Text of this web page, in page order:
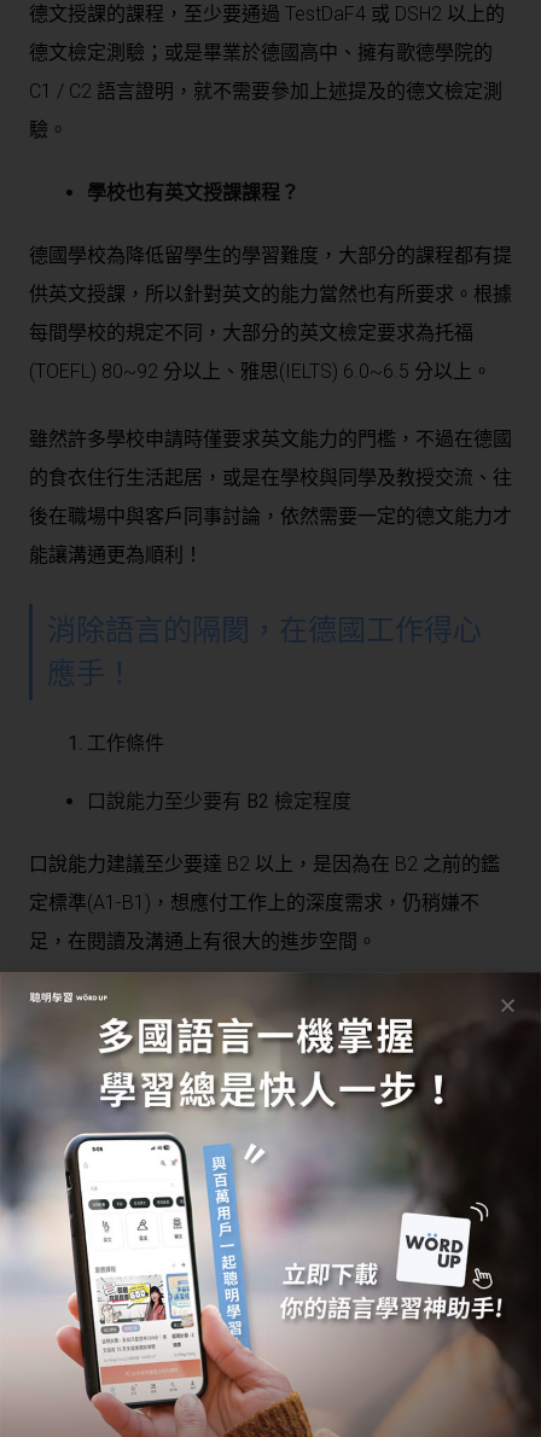
德文授課的課程，至少要通過 TestDaF4 或 DSH2 以上的
德文檢定測驗；或是畢業於德國高中、擁有歌德學院的
C1 / C2 語言證明，就不需要參加上述提及的德文檢定測
驗。
學校也有英文授課課程？
德國學校為降低留學生的學習難度，大部分的課程都有提
供英文授課，所以針對英文的能力當然也有所要求。根據
每間學校的規定不同，大部分的英文檢定要求為托福
(TOEFL) 80~92 分以上、雅思(IELTS) 6.0~6.5 分以上。
雖然許多學校申請時僅要求英文能力的門檻，不過在德國
的食衣住行生活起居，或是在學校與同學及教授交流、往
後在職場中與客戶同事討論，依然需要一定的德文能力才
能讓溝通更為順利！
消除語言的隔閡，在德國工作得心
應手！
工作條件
口說能力至少要有 B2 檢定程度
口說能力建議至少要達 B2 以上，是因為在 B2 之前的鑑
定標準(A1-B1)，想應付工作上的深度需求，仍稍嫌不
足，在閱讀及溝通上有很大的進步空間。
部分類型工作需要與當地人大量溝通，如「銷售與
業務職」
無論是什麼工作、職位，都需要言語溝通來傳達訊息，更
何況是每天要面對大量當地客人的銷售業，以當地語言溝
通才有機會創造成交，所以在職場上，會說德文是最基本
卻也最重要的門檻。
德文能力+母語中文優勢
德國工作競爭者很多，再加上德國也仰賴對外貿易
來維持國家經濟，有不少職位會需要它國的母語能
力。